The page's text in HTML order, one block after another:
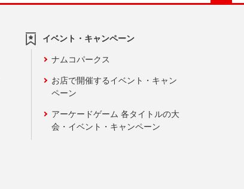
イベント・キャンペーン
ナムコパークス
お店で開催するイベント・キャン
ペーン
アーケードゲーム 各タイトルの大
会・イベント・キャンペーン